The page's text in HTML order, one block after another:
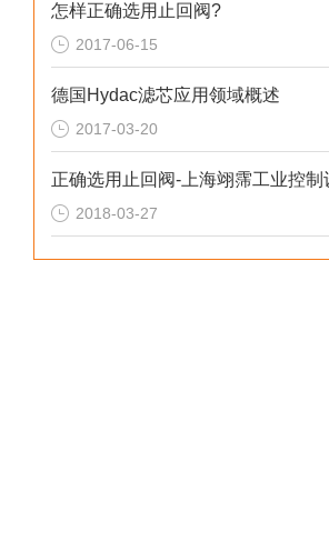
怎样正确选用止回阀?
2017-06-15
德国Hydac滤芯应用领域概述
2017-03-20
2018-03-27